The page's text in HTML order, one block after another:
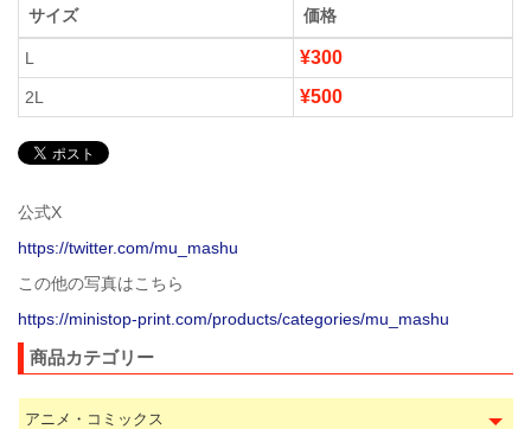
サイズ 価格
L ¥300
2L ¥500
公式X
https://twitter.com/mu_mashu
この他の写真はこちら
https://ministop-print.com/products/categories/mu_mashu
商品カテゴリー
アニメ・コミックス